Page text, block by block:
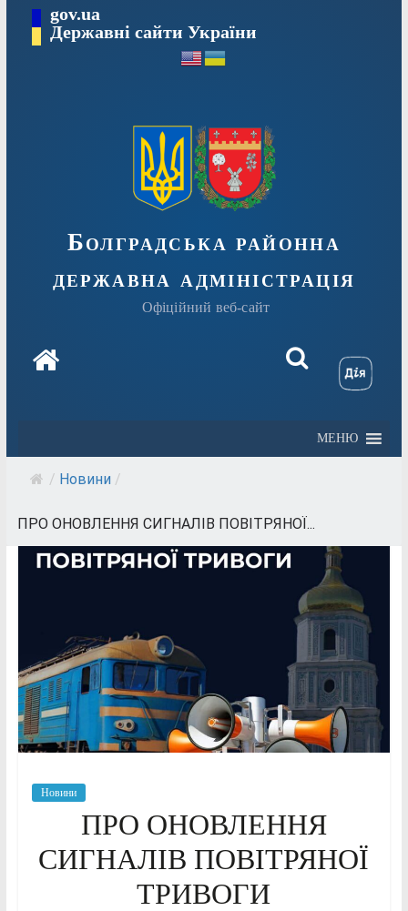
Перейтиgov.ua
Державні сайти України
Болградська районна
державна адміністрація
Офіційний веб-сайт
МЕНЮ
/ Новини /
ПРО ОНОВЛЕННЯ СИГНАЛІВ ПОВІТРЯНОЇ...
Новини
ПРО ОНОВЛЕННЯ
СИГНАЛІВ ПОВІТРЯНОЇ
ТРИВОГИ